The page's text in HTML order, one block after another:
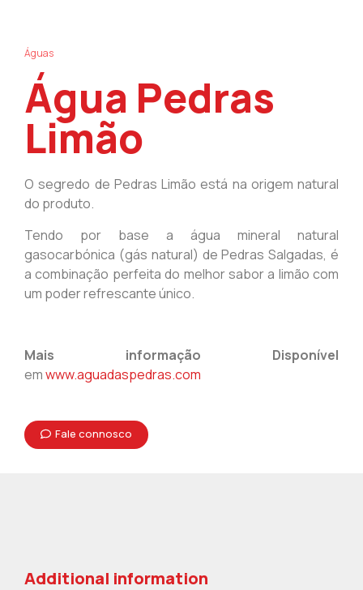
Águas
Água Pedras
Limão
O segredo de Pedras Limão está na origem natural
do produto.
Tendo por base a água mineral natural
gasocarbónica (gás natural) de Pedras Salgadas, é
a combinação perfeita do melhor sabor a limão com
um poder refrescante único.
Mais informação Disponível
emwww.aguadaspedras.com
Fale connosco
Additional information